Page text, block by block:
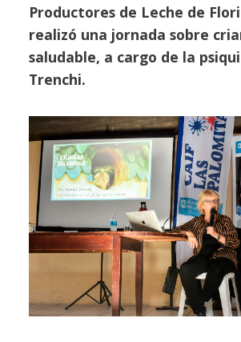
Productores de Leche de
realizó una jornada sobre
saludable, a cargo de la
Trenchi.